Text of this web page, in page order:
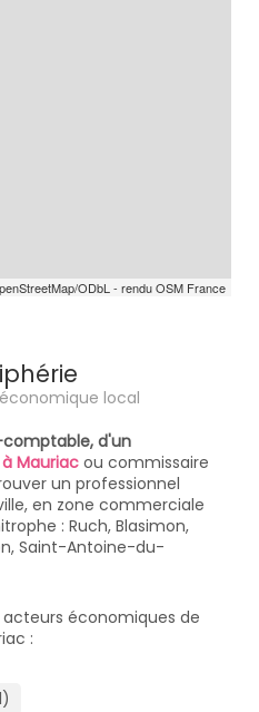
ODbL - rendu OSM France
local
d'un
Mauriac ou commissaire
un professionnel
en zone commerciale
: Ruch, Blasimon,
Saint-Antoine-du-
acteurs économiques de
: